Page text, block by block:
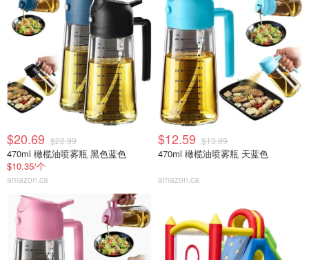
$20.69 $22.99
470ml 橄榄油喷雾瓶 黑色蓝色
$10.35/个
amazon.ca
$12.59 $13.99
470ml 橄榄油喷雾瓶 天蓝色
amazon.ca